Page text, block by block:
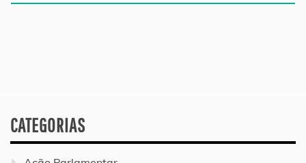
CATEGORIAS